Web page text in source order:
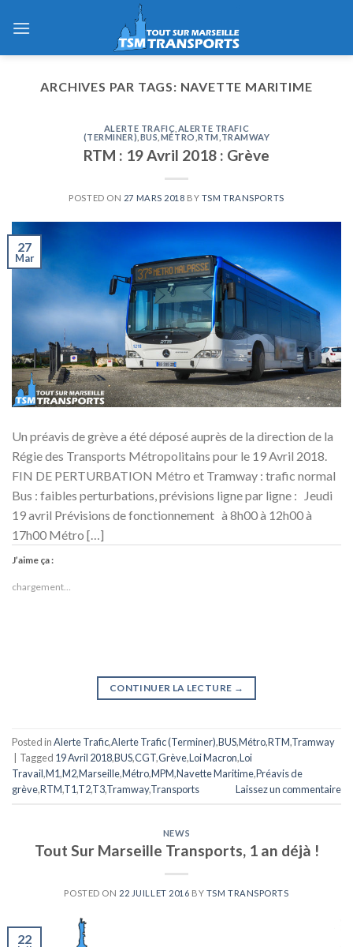
ARCHIVES PAR TAGS: NAVETTE MARITIME
ALERTE TRAFIC ALERTE TRAFIC
(TERMINER) BUS MÉTRO ,RTM TRAMWAY
RTM : 19 Avril 2018 : Grève
POSTED ON 27 MARS 2018 BY TSM TRANSPORTS
27
Mar
Un préavis de grève a été déposé auprès de la direction de la
Régie des Transports Métropolitains pour le 19 Avril 2018.
FIN DE PERTURBATION Métro et Tramway : trafic normal
Bus : faibles perturbations, prévisions ligne par ligne : Jeudi
19 avril Prévisions de fonctionnement à 8h00 à 12h00 à
17h00 Métro […]
J’aime ça :
chargement…
CONTINUER LA LECTURE →
Posted inAlerte Trafic,Alerte Trafic (Terminer),BUS,Métro,RTM,Tramway
Tagged 19 Avril 2018,BUS,CGT,Grève,Loi Macron,Loi
Travail,M1,M2,Marseille,Métro,MPM,Navette Maritime,Préavis de
grève,RTM,T1,T2,T3,Tramway,Transports Laissez un commentaire
NEWS
Tout Sur Marseille Transports, 1 an déjà !
POSTED ON 22 JUILLET 2016 BY TSM TRANSPORTS
22